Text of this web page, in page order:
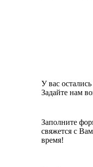
У вас
Задайте нам
Заполните
свяжется с
время!